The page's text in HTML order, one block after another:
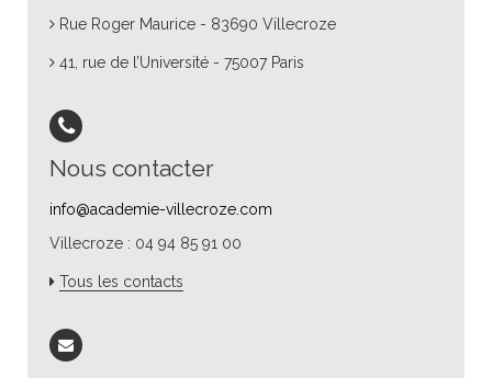
Rue Roger Maurice - 83690 Villecroze
41, rue de l’Université - 75007 Paris
Nous contacter
info@academie-villecroze.com
Villecroze : 04 94 85 91 00
Tous les contacts